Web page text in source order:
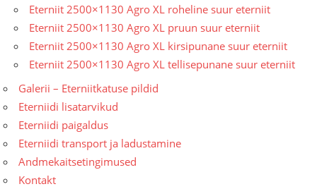
Eterniit 2500×1130 Agro XL roheline suur eterniit
Eterniit 2500×1130 Agro XL pruun suur eterniit
Eterniit 2500×1130 Agro XL kirsipunane suur eterniit
Eterniit 2500×1130 Agro XL tellisepunane suur eterniit
Galerii – Eterniitkatuse pildid
Eterniidi lisatarvikud
Eterniidi paigaldus
Eterniidi transport ja ladustamine
Andmekaitsetingimused
Kontakt